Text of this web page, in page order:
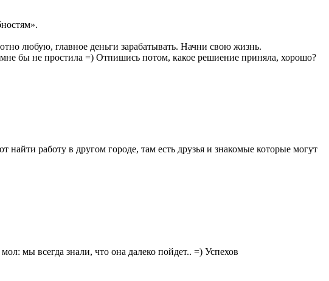
любую, главное деньги зарабатывать. Начни свою жизнь.
бы не простила =) Отпишись потом, какое решиение приняла, хорошо?
работу в другом городе, там есть друзья и знакомые которые могут
мы всегда знали, что она далеко пойдет.. =) Успехов